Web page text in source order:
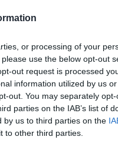
or processing of your
use the below opt-out
out request is processed
information utilized by us
out. You may separately
parties on the IAB’s list of
by us to third parties on the
to other third parties.
con i miei
l'ombra
gioia o
continua:
punto
lo ricordo
una parola
in